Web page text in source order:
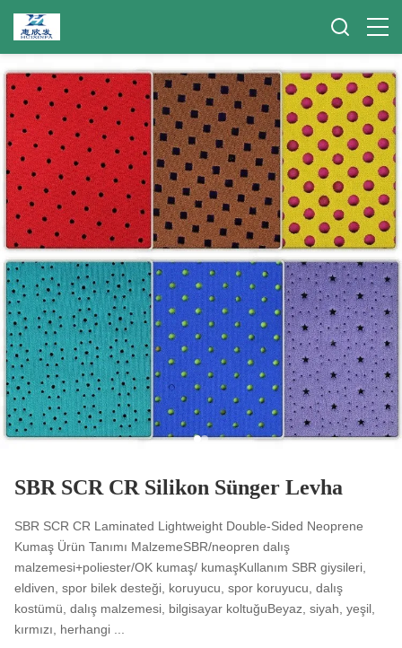
SBR SCR CR Silikon Sünger Levha
SBR SCR CR Laminated Lightweight Double-Sided Neoprene
Kumaş Ürün Tanımı MalzemeSBR/neopren dalış
malzemesi+poliester/OK kumaş/ kumaşKullanım SBR giysileri,
eldiven, spor bilek desteği, koruyucu, spor koruyucu, dalış
kostümü, dalış malzemesi, bilgisayar koltuğuBeyaz, siyah, yeşil,
kırmızı, herhangi ...